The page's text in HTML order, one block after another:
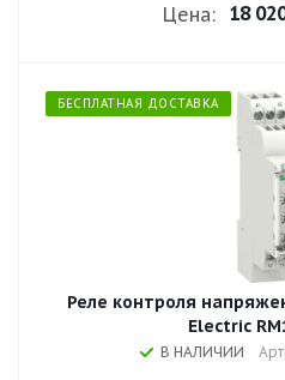
Цена: 18
БЕСПЛАТНАЯ ДОСТАВКА
Реле контроля
Electric
В НАЛИЧИИ